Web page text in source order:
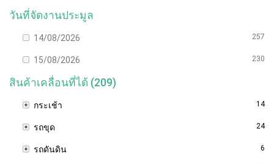
วันที่จัดงานประมูล
14/08/2026 257
15/08/2026 230
สินค้าเคลื่อนที่ได้ (209)
กระเช้า 14
รถขุด 24
รถดันดิน 6